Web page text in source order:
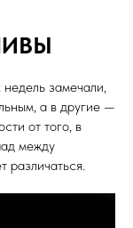
замечали,
а в другие —
от того, в
между
различаться.